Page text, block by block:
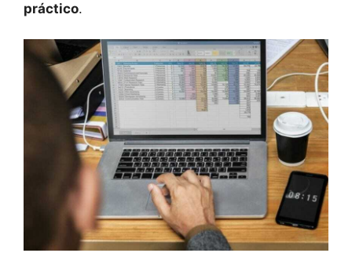
práctico.